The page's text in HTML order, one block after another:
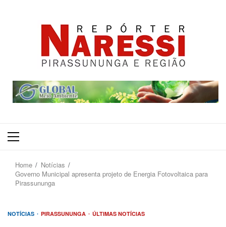
Primary
Home
Notícias
Governo Municipal apresenta projeto de Energia Fotovoltaica para
Pirassununga
NOTÍCIAS PIRASSUNUNGA ÚLTIMAS NOTÍCIAS